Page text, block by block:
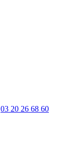
03 20 26 68 60